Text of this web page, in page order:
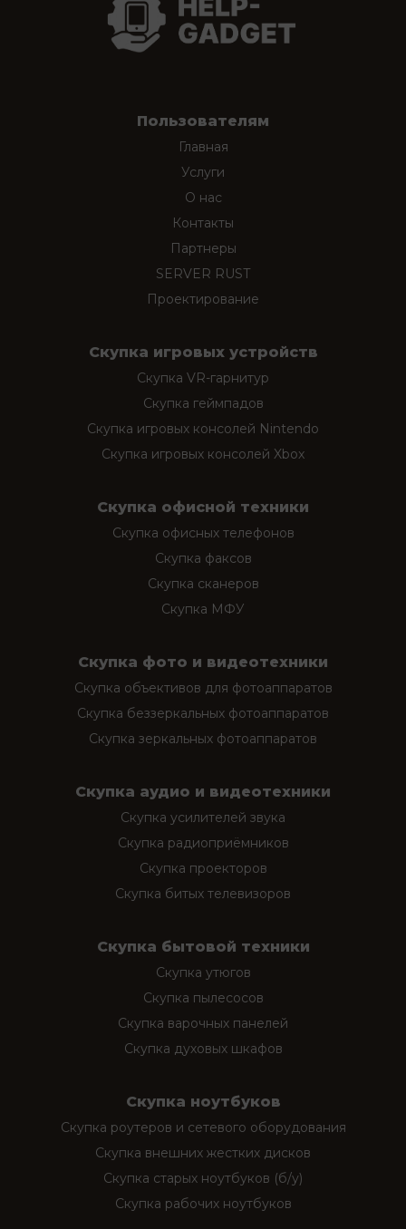
Пользователям
Главная
Услуги
О нас
Контакты
Партнеры
SERVER RUST
Проектирование
Скупка игровых устройств
Скупка VR-гарнитур
Скупка геймпадов
Скупка игровых консолей Nintendo
Скупка игровых консолей Xbox
Скупка офисной техники
Скупка офисных телефонов
Скупка факсов
Скупка сканеров
Скупка МФУ
Скупка фото и видеотехники
Скупка объективов для фотоаппаратов
Скупка беззеркальных фотоаппаратов
Скупка зеркальных фотоаппаратов
Скупка аудио и видеотехники
Скупка усилителей звука
Скупка радиоприёмников
Скупка проекторов
Скупка битых телевизоров
Скупка бытовой техники
Скупка утюгов
Скупка пылесосов
Скупка варочных панелей
Скупка духовых шкафов
Скупка ноутбуков
Скупка роутеров и сетевого оборудования
Скупка внешних жестких дисков
Скупка старых ноутбуков (б/у)
Скупка рабочих ноутбуков